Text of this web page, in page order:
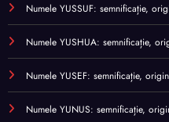
Numele YUSSUF: semnificație,
Numele YUSHUA: semnificație,
Numele YUSEF: semnificație,
Numele YUNUS: semnificație,